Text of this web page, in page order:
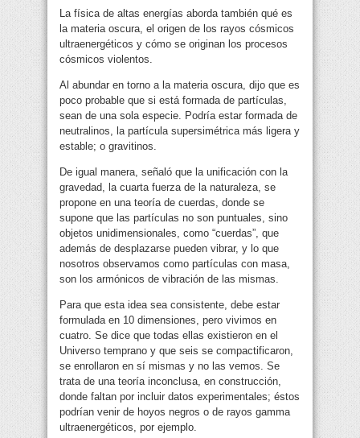
La física de altas energías aborda también qué es
la materia oscura, el origen de los rayos cósmicos
ultraenergéticos y cómo se originan los procesos
cósmicos violentos.
Al abundar en torno a la materia oscura, dijo que es
poco probable que si está formada de partículas,
sean de una sola especie. Podría estar formada de
neutralinos, la partícula supersimétrica más ligera y
estable; o gravitinos.
De igual manera, señaló que la unificación con la
gravedad, la cuarta fuerza de la naturaleza, se
propone en una teoría de cuerdas, donde se
supone que las partículas no son puntuales, sino
objetos unidimensionales, como “cuerdas”, que
además de desplazarse pueden vibrar, y lo que
nosotros observamos como partículas con masa,
son los armónicos de vibración de las mismas.
Para que esta idea sea consistente, debe estar
formulada en 10 dimensiones, pero vivimos en
cuatro. Se dice que todas ellas existieron en el
Universo temprano y que seis se compactificaron,
se enrollaron en sí mismas y no las vemos. Se
trata de una teoría inconclusa, en construcción,
donde faltan por incluir datos experimentales; éstos
podrían venir de hoyos negros o de rayos gamma
ultraenergéticos, por ejemplo.